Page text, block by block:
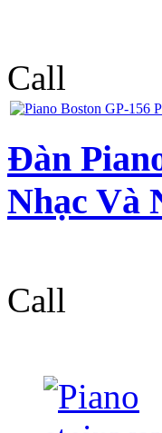
Call
Đàn
Nhạc Và
Call